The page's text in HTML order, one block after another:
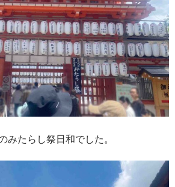
みたらし祭日和でした。